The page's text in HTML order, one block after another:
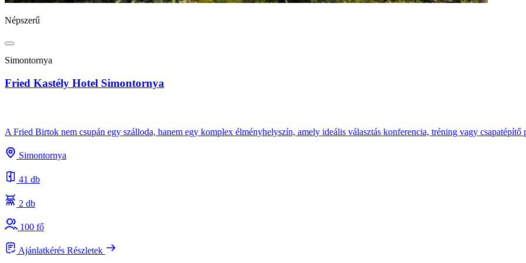
Népszerű
Simontornya
Fried Kastély Hotel Simontornya
A Fried Birtok nem csupán egy szálloda, hanem egy komplex élményhelyszín, amely ideális választás konferencia, tréning vagy csapatépítő
Simontornya
41 db
2 db
100 fő
Ajánlatkérés Részletek